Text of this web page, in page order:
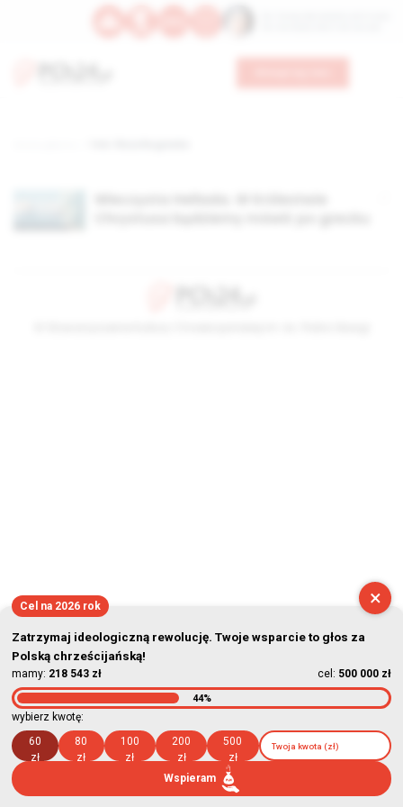
×
Cel na 2026 rok
Zatrzymaj ideologiczną rewolucję. Twoje wsparcie to głos za
Polską chrześcijańską!
mamy: 218 543 zł cel: 500 000 zł
44%
wybierz kwotę:
60
zł
80
zł
100
zł
200
zł
500
zł
Wspieram